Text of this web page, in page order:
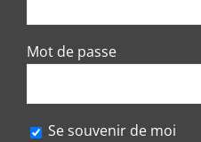
Mot de passe
Se souvenir de moi